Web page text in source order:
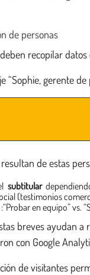
de personas
recopilar
“Sophie, gerente
de estas
subtitular
(testimonios
:“Probar en equipo” vs.
breves ayudan
con Google
de visitantes